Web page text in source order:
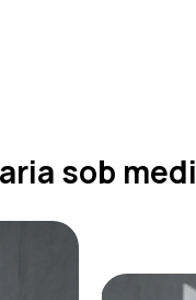
sob